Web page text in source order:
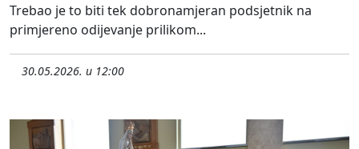
Trebao je to biti tek dobronamjeran podsjetnik na
primjereno odijevanje prilikom...
30.05.2026. u 12:00